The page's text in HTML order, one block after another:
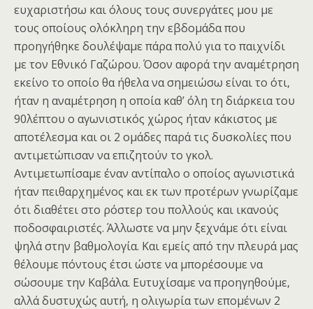
ευχαριστήσω και όλους τους συνεργάτες μου με
τους οποίους ολόκληρη την εβδομάδα που
προηγήθηκε δουλέψαμε πάρα πολύ για το παιχνίδι
με τον Εθνικό Γαζώρου. Όσον αφορά την αναμέτρηση
εκείνο το οποίο θα ήθελα να σημειώσω είναι το ότι,
ήταν η αναμέτρηση η οποία καθ’ όλη τη διάρκεια του
90λέπτου ο αγωνιστικός χώρος ήταν κάκιστος με
αποτέλεσμα και οι 2 ομάδες παρά τις δυσκολίες που
αντιμετώπισαν να επιζητούν το γκολ.
Αντιμετωπίσαμε έναν αντίπαλο ο οποίος αγωνιστικά
ήταν πειθαρχημένος και εκ των προτέρων γνωρίζαμε
ότι διαθέτει στο ρόστερ του πολλούς και ικανούς
ποδοσφαιριστές. Άλλωστε να μην ξεχνάμε ότι είναι
ψηλά στην βαθμολογία. Και εμείς από την πλευρά μας
θέλουμε πόντους έτσι ώστε να μπορέσουμε να
σώσουμε την Καβάλα. Ευτυχίσαμε να προηγηθούμε,
αλλά δυστυχώς αυτή, η ολιγωρία των επομένων 2